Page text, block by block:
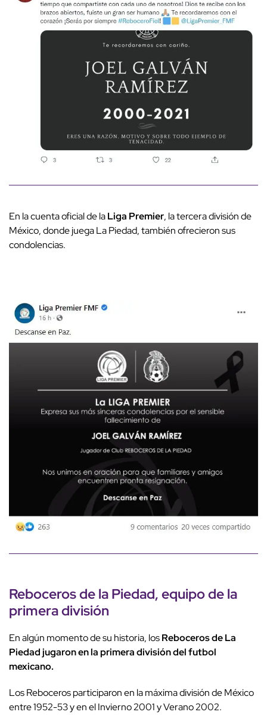
En la cuenta oficial de laLiga Premier, la tercera división de
México, donde juega La Piedad, también ofrecieron sus
condolencias.
Reboceros de la Piedad, equipo de la
primera división
En algún momento de su historia, losReboceros de La
Piedad jugaron en la primera división del futbol
mexicano.
Los Reboceros participaron en la máxima división de México
entre 1952-53 y en el Invierno 2001 y Verano 2002.